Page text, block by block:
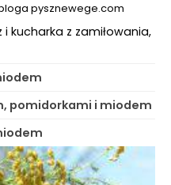
pysznewege.com
kucharka z zamiłowania,
pomidorkami i miodem